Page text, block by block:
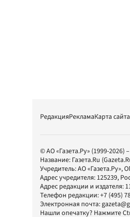
РедакцияРекламаКарта сайта
© АО «Газета.Ру» (1999-2026)
Название: Газета.Ru
Учредитель:АО «Газета.Ру»,
Адрес учредителя: 125239,
Адрес редакции и издателя:
Телефон редакции:+7 (495)
Электронная почта:
Нашли опечатку? Нажмите